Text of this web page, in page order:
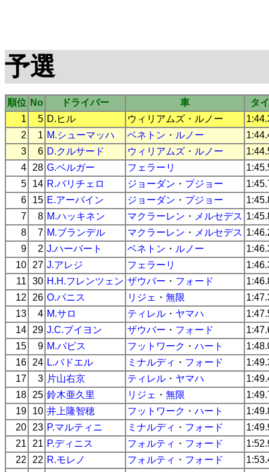
予選
順位 No ドライバー 車
タ
1
5 D.ヒル ウィリアムズ ・ ルノー
2
1 M.シューマッハ ベネトン ・ ルノー
3
6 D.クルサード ウィリアムズ ・ ルノー
4
28 G.ベルガー フェラーリ
5
14 R.バリチェロ ジョーダン ・ プジョー
6
15 E.アーバイン ジョーダン ・ プジョー
7
8 M.ハッキネン マクラーレン ・ メルセデス
8
7 M.ブランデル マクラーレン ・ メルセデス
9
2 J.ハーバート ベネトン ・ ルノー
10
27 J.アレジ フェラーリ
11
30 H.H.フレンツェン ザウバー ・ フォード
12
26 O.パニス リジェ ・ 無限
13
4 M.サロ ティレル ・ ヤマハ
14
29 J.C.ブイヨン ザウバー ・ フォード
15
9 M.パピス フットワーク ・ ハート
16
24 L.バドエル ミナルディ ・ フォード
17
3 片山右京 ティレル ・ ヤマハ
18
25 鈴木亜久里 リジェ ・ 無限
19
10 井上隆智穂 フットワーク ・ ハート
20
23 P.マルティニ ミナルディ ・ フォード
21
21 P.ディニス フォルティ ・ フォード
22
22 R.モレノ フォルティ ・ フォード